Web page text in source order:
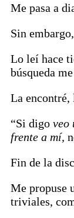
Me pasa a
Sin
Lo leí hace
búsqueda
La encontré,
“Si digo veo
frente a mí,
Fin de la
Me propuse
triviales,